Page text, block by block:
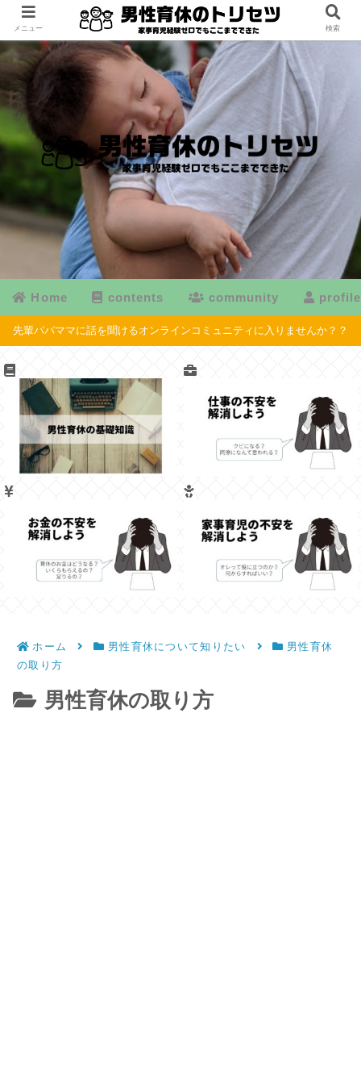
Home contents community profile
先輩パパママに話を聞けるオンラインコミュニティに入りませんか？？
ホーム 男性育休について知りたい
男性育休
の取り方
男性育休の取り方
メニュー 検索